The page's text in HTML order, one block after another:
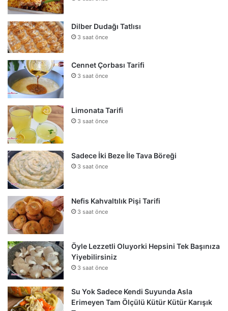
Dilber Dudağı Tatlısı
3 saat önce
Cennet Çorbası Tarifi
3 saat önce
Limonata Tarifi
3 saat önce
Sadece İki Beze İle Tava Böreği
3 saat önce
Nefis Kahvaltılık Pişi Tarifi
3 saat önce
Öyle Lezzetli Oluyorki Hepsini Tek Başınıza
Yiyebilirsiniz
3 saat önce
Su Yok Sadece Kendi Suyunda Asla
Erimeyen Tam Ölçülü Kütür Kütür Karışık